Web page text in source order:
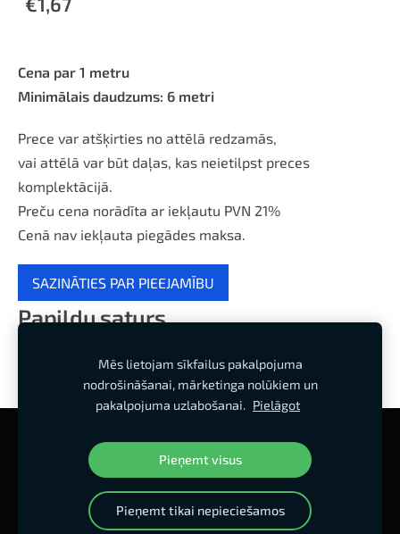
Papildu saturs
Cena par 1 metru
Minimālais daudzums: 6 metri
Prece var atšķirties no attēlā redzamās,
vai attēlā var būt daļas, kas neietilpst preces
komplektācijā.
Preču cena norādīta ar iekļautu PVN 21%
Cenā nav iekļauta piegādes maksa.
SAZINĀTIES PAR PIEEJAMĪBU
Sīkdatnes
Mājas lapa izstrādes stadijā
Mēs lietojam sīkfailus pakalpojuma
nodrošināšanai, mārketinga nolūkiem un
pakalpojuma uzlabošanai. Pielāgot
Pieņemt visus
Pieņemt tikai nepieciešamos